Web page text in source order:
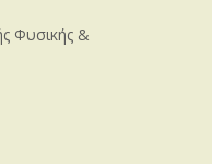
Φυσικής &